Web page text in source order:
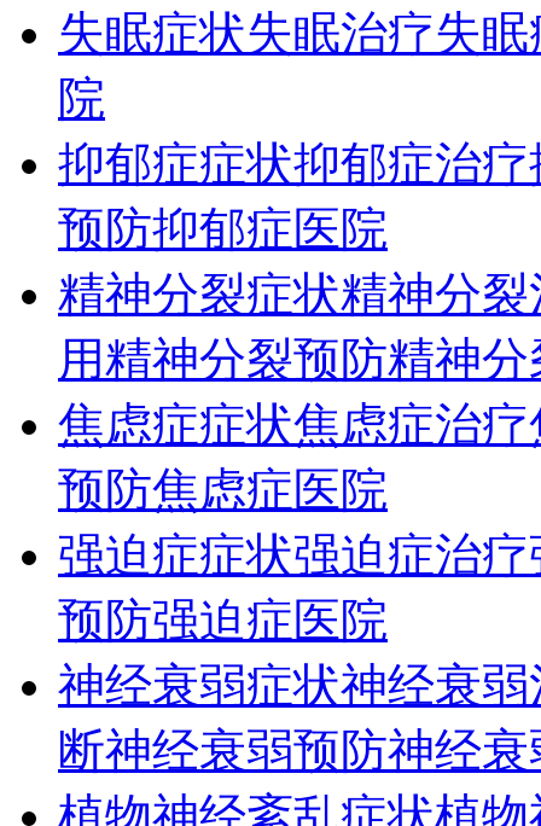
失眠症状失眠治疗失
院
抑郁症症状抑郁症治疗
预防抑郁症医院
精神分裂症状精神分裂
用精神分裂预防精神
焦虑症症状焦虑症治疗
预防焦虑症医院
强迫症症状强迫症治疗
预防强迫症医院
神经衰弱症状神经衰弱
断神经衰弱预防神经